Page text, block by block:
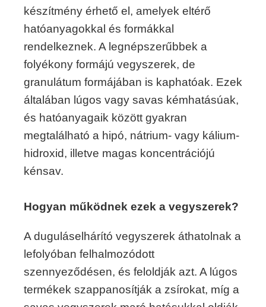
készítmény érhető el, amelyek eltérő
hatóanyagokkal és formákkal
rendelkeznek. A legnépszerűbbek a
folyékony formájú vegyszerek, de
granulátum formájában is kaphatóak. Ezek
általában lúgos vagy savas kémhatásúak,
és hatóanyagaik között gyakran
megtalálható a hipó, nátrium- vagy kálium-
hidroxid, illetve magas koncentrációjú
kénsav.
Hogyan működnek ezek a vegyszerek?
A duguláselhárító vegyszerek áthatolnak a
lefolyóban felhalmozódott
szennyeződésen, és feloldják azt. A lúgos
termékek szappanosítják a zsírokat, míg a